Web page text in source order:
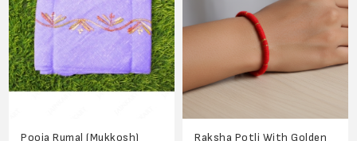
Pooja Rumal (Mukkosh)
Raksha Potli With Golden